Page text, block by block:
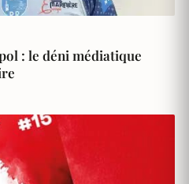
: le déni médiatique